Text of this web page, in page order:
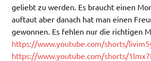
geliebt zu werden. Es braucht einen
auftaut aber danach hat man einen
gewonnen. Es fehlen nur die richtigen
https://www.youtube.com/shorts/
https://www.youtube.com/shorts/